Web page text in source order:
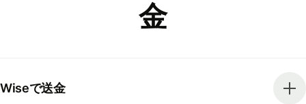
金
Wiseで送金